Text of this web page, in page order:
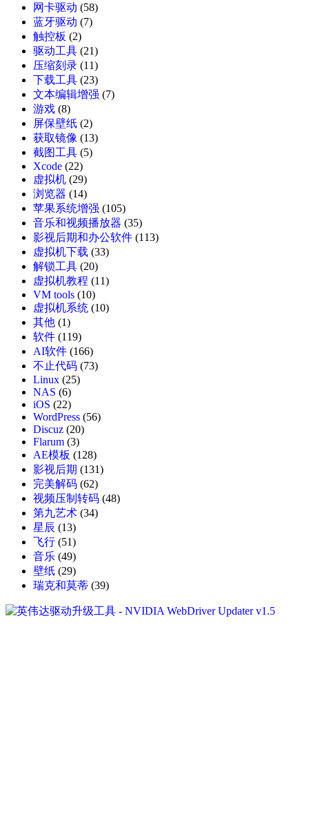
网卡驱动 (58)
蓝牙驱动 (7)
触控板 (2)
驱动工具 (21)
压缩刻录 (11)
下载工具 (23)
文本编辑增强 (7)
游戏 (8)
屏保壁纸 (2)
获取镜像 (13)
截图工具 (5)
Xcode (22)
虚拟机 (29)
浏览器 (14)
苹果系统增强 (105)
音乐和视频播放器 (35)
影视后期和办公软件 (113)
虚拟机下载 (33)
解锁工具 (20)
虚拟机教程 (11)
VM tools (10)
虚拟机系统 (10)
其他 (1)
软件 (119)
AI软件 (166)
不止代码 (73)
Linux (25)
NAS (6)
iOS (22)
WordPress (56)
Discuz (20)
Flarum (3)
AE模板 (128)
影视后期 (131)
完美解码 (62)
视频压制转码 (48)
第九艺术 (34)
星辰 (13)
飞行 (51)
音乐 (49)
壁纸 (29)
瑞克和莫蒂 (39)